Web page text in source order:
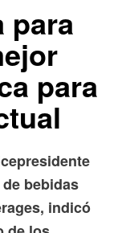
para
para
bebidas
indicó